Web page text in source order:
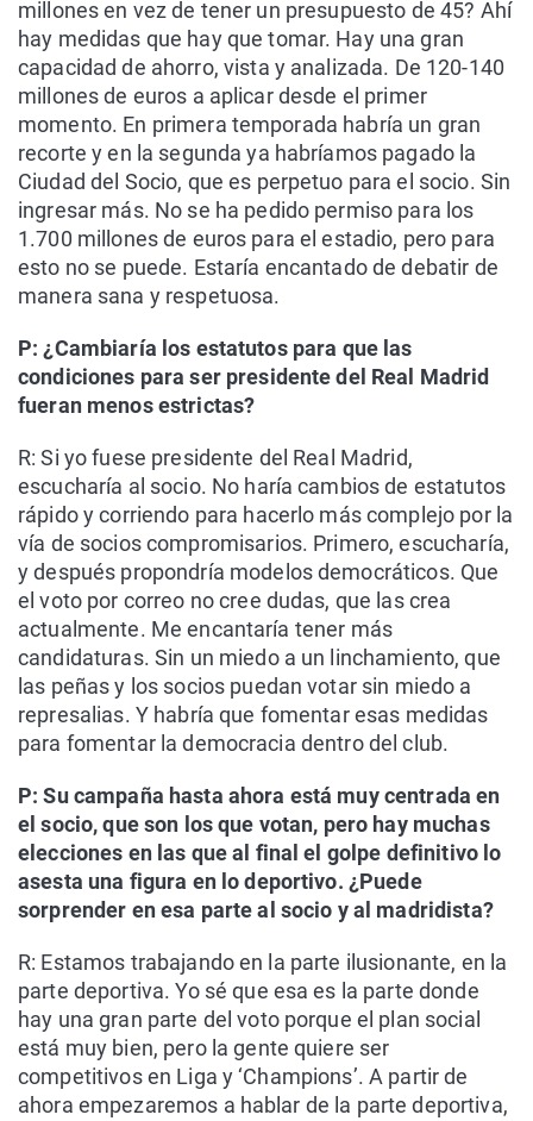
millones en vez de tener un presupuesto de 45? Ahí
hay medidas que hay que tomar. Hay una gran
capacidad de ahorro, vista y analizada. De 120-140
millones de euros a aplicar desde el primer
momento. En primera temporada habría un gran
recorte y en la segunda ya habríamos pagado la
Ciudad del Socio, que es perpetuo para el socio. Sin
ingresar más. No se ha pedido permiso para los
1.700 millones de euros para el estadio, pero para
esto no se puede. Estaría encantado de debatir de
manera sana y respetuosa.
P: ¿Cambiaría los estatutos para que las
condiciones para ser presidente del Real Madrid
fueran menos estrictas?
R: Si yo fuese presidente del Real Madrid,
escucharía al socio. No haría cambios de estatutos
rápido y corriendo para hacerlo más complejo por la
vía de socios compromisarios. Primero, escucharía,
y después propondría modelos democráticos. Que
el voto por correo no cree dudas, que las crea
actualmente. Me encantaría tener más
candidaturas. Sin un miedo a un linchamiento, que
las peñas y los socios puedan votar sin miedo a
represalias. Y habría que fomentar esas medidas
para fomentar la democracia dentro del club.
P: Su campaña hasta ahora está muy centrada en
el socio, que son los que votan, pero hay muchas
elecciones en las que al final el golpe definitivo lo
asesta una figura en lo deportivo. ¿Puede
sorprender en esa parte al socio y al madridista?
R: Estamos trabajando en la parte ilusionante, en la
parte deportiva. Yo sé que esa es la parte donde
hay una gran parte del voto porque el plan social
está muy bien, pero la gente quiere ser
competitivos en Liga y ‘Champions’. A partir de
ahora empezaremos a hablar de la parte deportiva,